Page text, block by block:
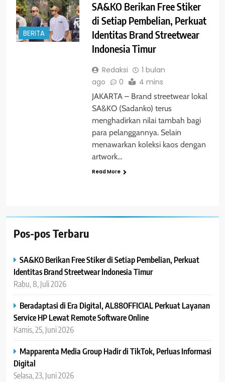
BERITA
SA&KO Berikan Free Stiker
di Setiap Pembelian, Perkuat
Identitas Brand Streetwear
Indonesia Timur
Redaksi
1 bulan
ago
0 4 mins
JAKARTA – Brand streetwear lokal
SA&KO (Sadanko) terus
menghadirkan nilai tambah bagi
para pelanggannya. Selain
menawarkan koleksi kaos dengan
artwork…
Read More
Pos-pos Terbaru
SA&KO Berikan Free Stiker di Setiap Pembelian, Perkuat
Identitas Brand Streetwear Indonesia Timur
Rabu, 8, Juli 2026
Beradaptasi di Era Digital, AL88OFFICIAL Perkuat Layanan
Service HP Lewat Remote Software Online
Kamis, 25, Juni 2026
Mapparenta Media Group Hadir di TikTok, Perluas Informasi
Digital
Selasa, 23, Juni 2026